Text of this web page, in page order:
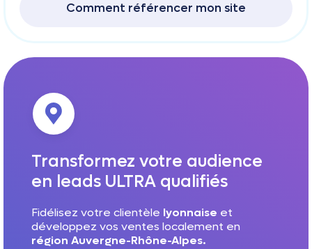
Comment référencer mon site
Transformez votre audience
en leads ULTRA qualifiés
Fidélisez votre clientèle lyonnaise et
développez vos ventes localement en
région Auvergne-Rhône-Alpes.